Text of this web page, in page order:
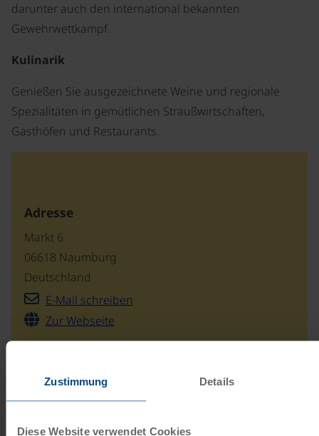
Zustimmung Details
Diese Website verwendet Cookies
darunter auch den international bekannten
Gewehrwettkampf.
Kulinarik
Genießen Sie ausgezeichnete Weine und regionale
Spezialitäten in gemütlichen Straußwirtschaften,
Gasthöfen und Restaurants.
Adresse
Markt 6
06618 Naumburg
Deutschland
E-Mail schreiben
Zur Webseite
Unsere Reisekataloge